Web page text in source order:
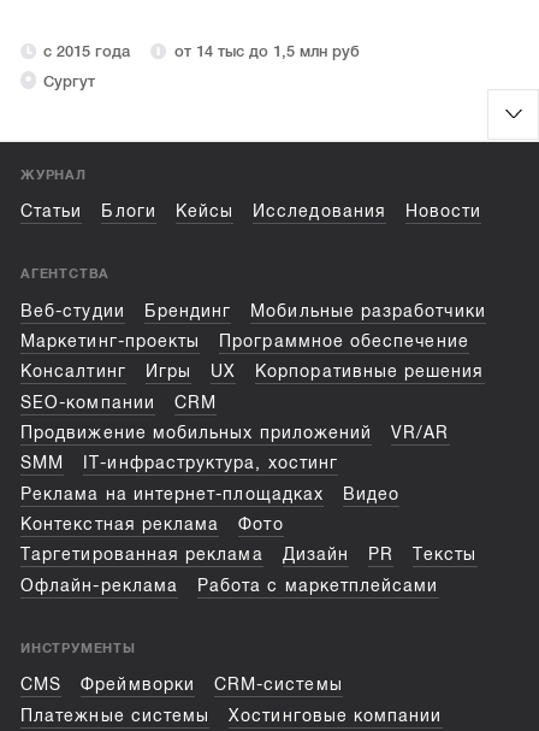
с 2015 года
от 14 тыс до 1,5 млн руб
Сургут
ЖУРНАЛ
Статьи Блоги Кейсы Исследования Новости
АГЕНТСТВА
Веб-студии Брендинг
Мобильные разработчики
Маркетинг-проекты
Программное обеспечение
Консалтинг
Игры UX
Корпоративные решения
SEO-компании
CRM
Продвижение мобильных приложений
VR/AR
SMM
IT-инфраструктура, хостинг
Реклама на интернет-площадках
Видео
Контекстная реклама
Фото
Таргетированная реклама
Дизайн PR
Тексты
Офлайн-реклама
Работа с маркетплейсами
ИНСТРУМЕНТЫ
CMS Фреймворки
CRM-системы
Платежные системы
Хостинговые компании